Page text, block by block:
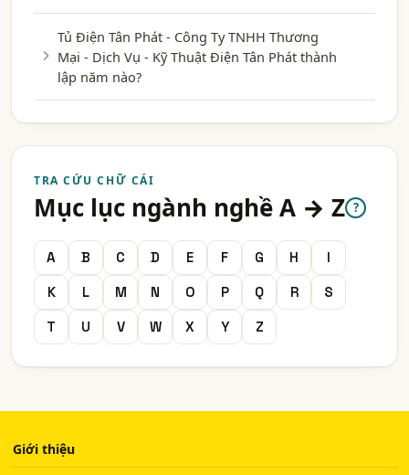
Tủ Điện Tân Phát - Công Ty TNHH Thương
Mại - Dịch Vụ - Kỹ Thuật Điện Tân Phát thành
lập năm nào?
TRA CỨU CHỮ CÁI
Mục lục ngành nghề A → Z ?
A B C D E F G H
I
K
L M N O P Q R
S
T
U V W X Y Z
Giới thiệu